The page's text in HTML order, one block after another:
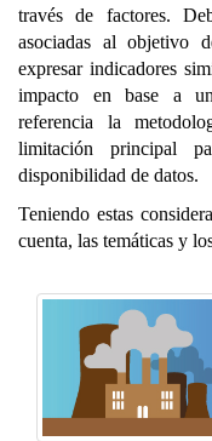
través de factores.
asociadas al objetivo
expresar indicadores
impacto en base a
referencia la
limitación principal
disponibilidad de datos.
Teniendo estas
cuenta, las temáticas y